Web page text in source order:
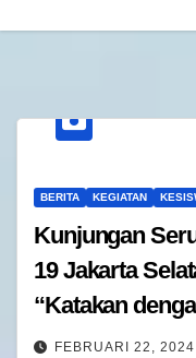
BERITA KEGIATAN
Kunjungan
19 Jakarta
“Katakan
FEBRUARI 22, 2024